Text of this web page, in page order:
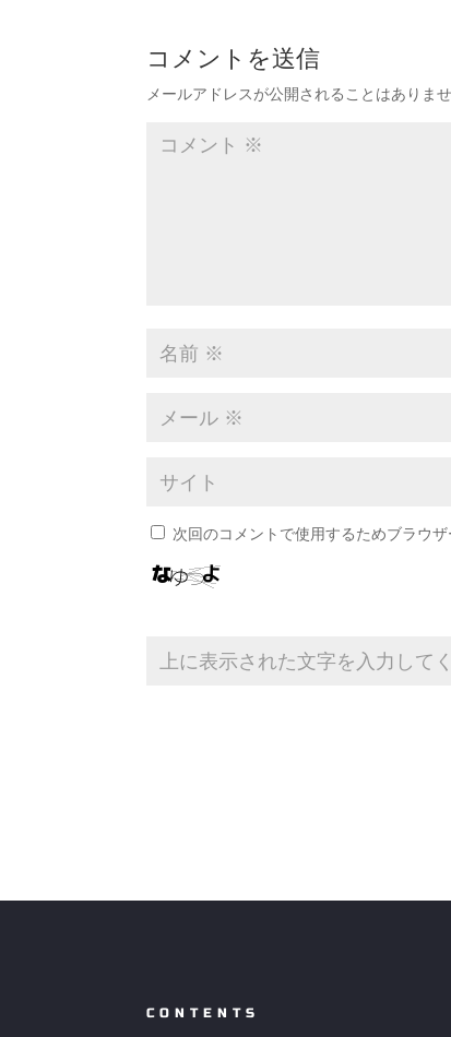
コメントを送信
メールアドレスが公開されることはありませ
次回のコメントで使用するためブラウ
CONTENTS